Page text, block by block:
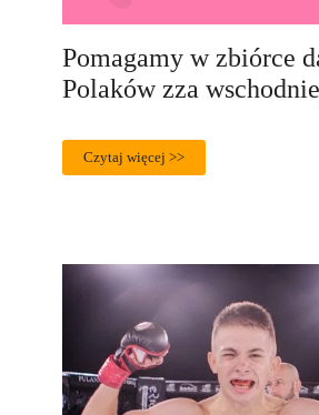
Pomagamy w zbiórce
Polaków zza
Czytaj więcej >>